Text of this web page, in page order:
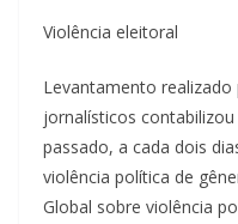
Violência eleitoral
Levantamento
jornalísticos
passado, a cada dois
violência política de
Global sobre violência